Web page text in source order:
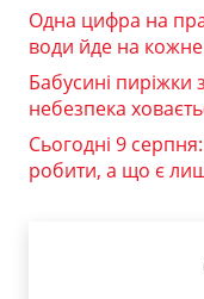
Одна цифра на
води йде на
Бабусині
небезпека
Сьогодні 9
робити, а що є